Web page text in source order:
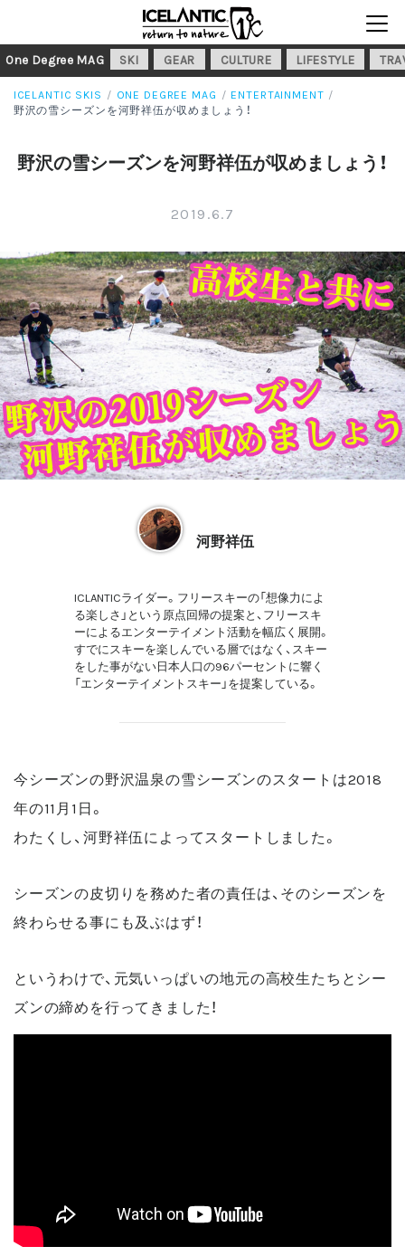
One Degree MAG SKI GEAR CULTURE LIFESTYLE
ICELANTIC SKIS ONE DEGREE MAG
ENTERTAINMENT
野沢の雪シーズンを河野祥伍が収めましょう！
野沢の雪シーズンを河野祥伍が収めましょう！
2019.6.7
河野祥伍
ICLANTICライダー。フリースキーの「想像力によ
る楽しさ」という原点回帰の提案と、フリースキ
ーによるエンターテイメント活動を幅広く展開。
すでにスキーを楽しんでいる層ではなく、スキー
をした事がない日本人口の96パーセントに響く
「エンターテイメントスキー」を提案している。
今シーズンの野沢温泉の雪シーズンのスタートは2018
年の11月1日。
わたくし、河野祥伍によってスタートしました。
シーズンの皮切りを務めた者の責任は、そのシーズンを
終わらせる事にも及ぶはず！
というわけで、元気いっぱいの地元の高校生たちとシー
ズンの締めを行ってきました！